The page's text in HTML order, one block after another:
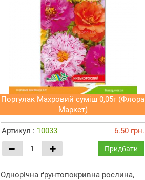
Портулак Махровий суміш 0,05г (Флора
Маркет)
Артикул : 10033 6.50 грн.
Придбати
Однорічна ґрунтопокривна рослина,